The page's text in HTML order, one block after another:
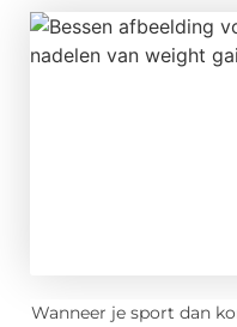
Wanneer je sport dan